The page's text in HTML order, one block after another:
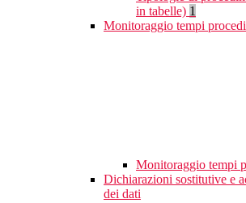
in tabelle) 1
Monitoraggio tempi
Monitoraggio tempi
Dichiarazioni sostitutive e
dei dati